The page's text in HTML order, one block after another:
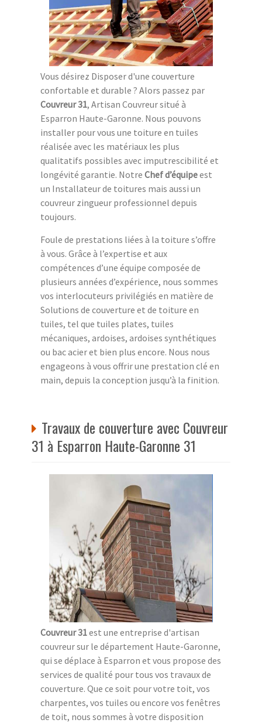
Vous désirez Disposer d'une couverture
confortable et durable ? Alors passez par
Couvreur 31, Artisan Couvreur situé à
Esparron Haute-Garonne. Nous pouvons
installer pour vous une toiture en tuiles
réalisée avec les matériaux les plus
qualitatifs possibles avec imputrescibilité et
longévité garantie. Notre Chef d’équipeest
un Installateur de toitures mais aussi un
couvreur zingueur professionnel depuis
toujours.
Foule de prestations liées à la toiture s’offre
à vous. Grâce à l’expertise et aux
compétences d’une équipe composée de
plusieurs années d’expérience, nous sommes
vos interlocuteurs privilégiés en matière de
Solutions de couverture et de toiture en
tuiles, tel que tuiles plates, tuiles
mécaniques, ardoises, ardoises synthétiques
ou bac acier et bien plus encore. Nous nous
engageons à vous offrir une prestation clé en
main, depuis la conception jusqu’à la finition.
Travaux de couverture avec Couvreur
31 à Esparron Haute-Garonne 31
Couvreur 31est une entreprise d'artisan
couvreur sur le département Haute-Garonne,
qui se déplace à Esparron et vous propose des
services de qualité pour tous vos travaux de
couverture. Que ce soit pour votre toit, vos
charpentes, vos tuiles ou encore vos fenêtres
de toit, nous sommes à votre disposition